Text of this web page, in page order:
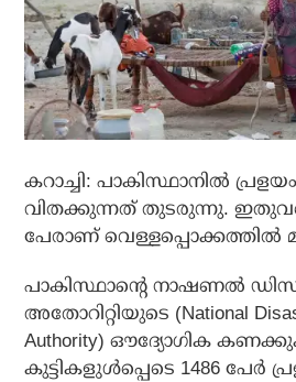
കറാച്ചി: പാകിസ്ഥാനില്‍
വിതക്കുന്നത് തുടരുന്നു.
പേരാണ് വെള്ളപ്പൊക്കത്തില്‍
പാകിസ്ഥാന്റെ നാഷണല്‍
അതോറിറ്റിയുടെ (National
Authority) ഔദ്യോഗിക
കുട്ടികളുള്‍പ്പെടെ 1486 പേര്‍